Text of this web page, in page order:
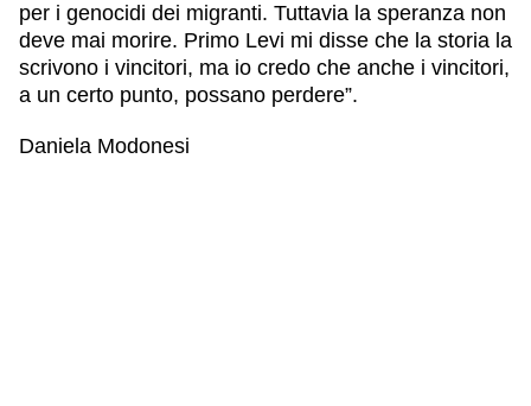
per i genocidi dei migranti. Tuttavia la speranza non
deve mai morire. Primo Levi mi disse che la storia la
scrivono i vincitori, ma io credo che anche i vincitori,
a un certo punto, possano perdere”.
Daniela Modonesi